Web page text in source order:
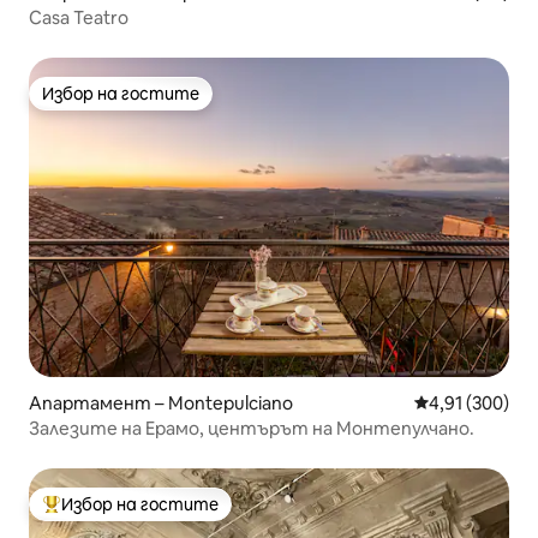
Casa Teatro
Избор на гостите
Избор на гостите
Апартамент – Montepulciano Средна
4,91 (300)
Залезите на Ерамо, центърът на Монтепулчано.
Най-популярен избор на гостите
Избор на гостите